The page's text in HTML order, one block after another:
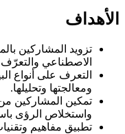
الأهداف
تزويد المشاركين
الاصطناعي
التعرف على أنواع
ومعالجتها وتحليلها.
تمكين المشاركين من
واستخلاص الرؤى
تطبيق مفاهيم